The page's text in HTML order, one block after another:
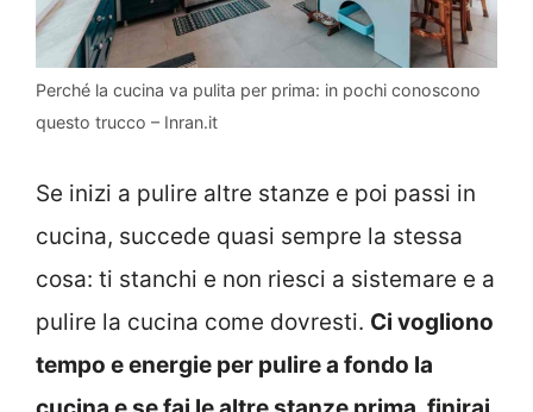
Perché la cucina va pulita per prima: in pochi conoscono
questo trucco – Inran.it
Se inizi a pulire altre stanze e poi passi in
cucina, succede quasi sempre la stessa
cosa: ti stanchi e non riesci a sistemare e a
pulire la cucina come dovresti. Ci vogliono
tempo e energie per pulire a fondo la